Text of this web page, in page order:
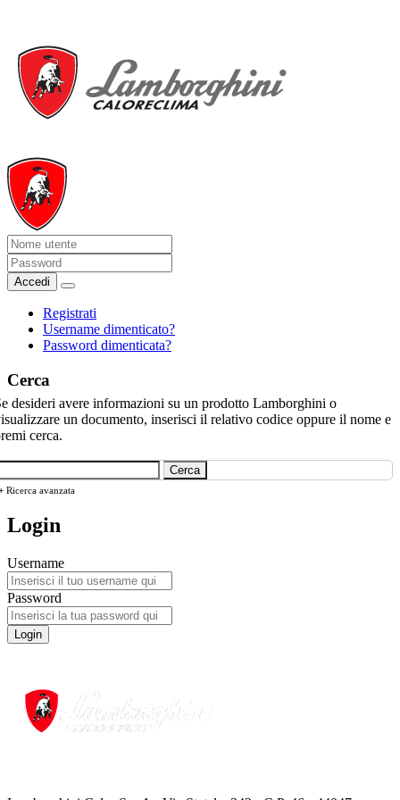
Accedi
Registrati
Username dimenticato?
Password dimenticata?
Cerca
desideri avere informazioni su un prodotto Lamborghini o
un documento, inserisci il relativo codice oppure il nome e
cerca.
Cerca
Ricerca avanzata
Login
Username
Password
Login